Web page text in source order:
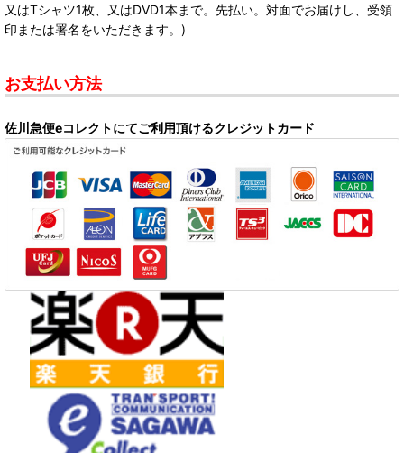
又はTシャツ1枚、又はDVD1本まで。先払い。対面でお届けし、受領
印または署名をいただきます。)
お支払い方法
佐川急便eコレクトにてご利用頂けるクレジットカード